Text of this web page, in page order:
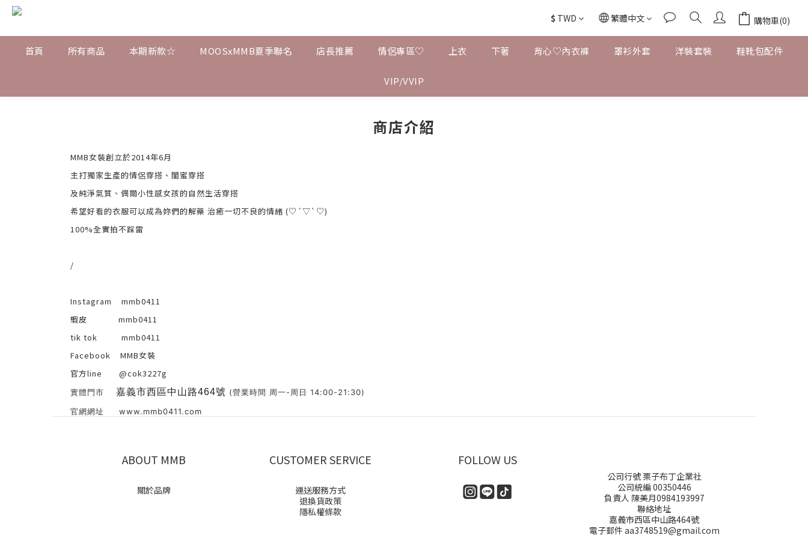
$ TWD 繁體中文 購物車(0)
首頁 所有商品 本期新款☆ MOOSxMMB夏季聯名 店長推薦 情侶專區♡ 上衣 下著 背心♡內衣褲 罩衫外套 洋裝套裝 鞋靴包配件
VIP/VVIP
商店介紹
MMB女裝創立於2014年6月
主打獨家生產的情侶穿搭、閨蜜穿搭
及純淨氣質、偶爾小性感女孩的自然生活穿搭
希望好看的衣服可以成為妳們的解藥 治癒一切不良的情緒 (♡´▽`♡)
100%全實拍不踩雷
/
Instagram mmb0411
蝦皮 mmb0411
tik tok mmb0411
Facebook MMB女裝
官方line @cok3227g
實體門市 嘉義市西區中山路464號 (營業時間 周一-周日 14:00-21:30)
官網網址 www.mmb0411.com
ABOUT MMB
關於品牌
CUSTOMER SERVICE
運送服務方式
退換貨政策
隱私權條款
FOLLOW US
公司行號 栗子布丁企業社
公司統編 00350446
負責人 陳美月0984193997
聯絡地址
嘉義市西區中山路464號
電子郵件 aa3748519@gmail.com